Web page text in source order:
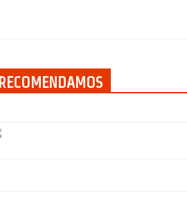
RECOMENDAMOS